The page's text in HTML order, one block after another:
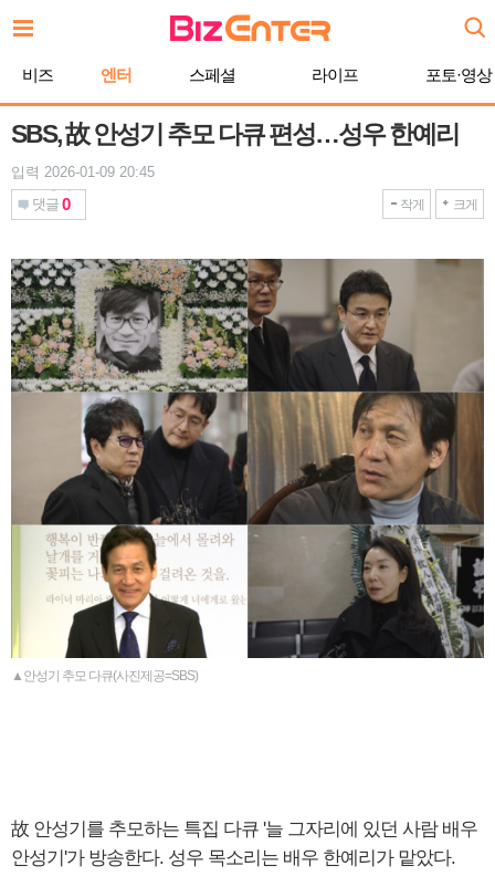
문
비즈 엔터 스페셜 라이프 포토·영상
SBS, 故 안성기 추모 다큐 편성…성우 한예리
입력 2026-01-09 20:45
댓글 0 작게 크게
▲안성기 추모 다큐(사진제공=SBS)
故 안성기를 추모하는 특집 다큐 '늘 그자리에 있던 사람 배우
안성기'가 방송한다. 성우 목소리는 배우 한예리가 맡았다.